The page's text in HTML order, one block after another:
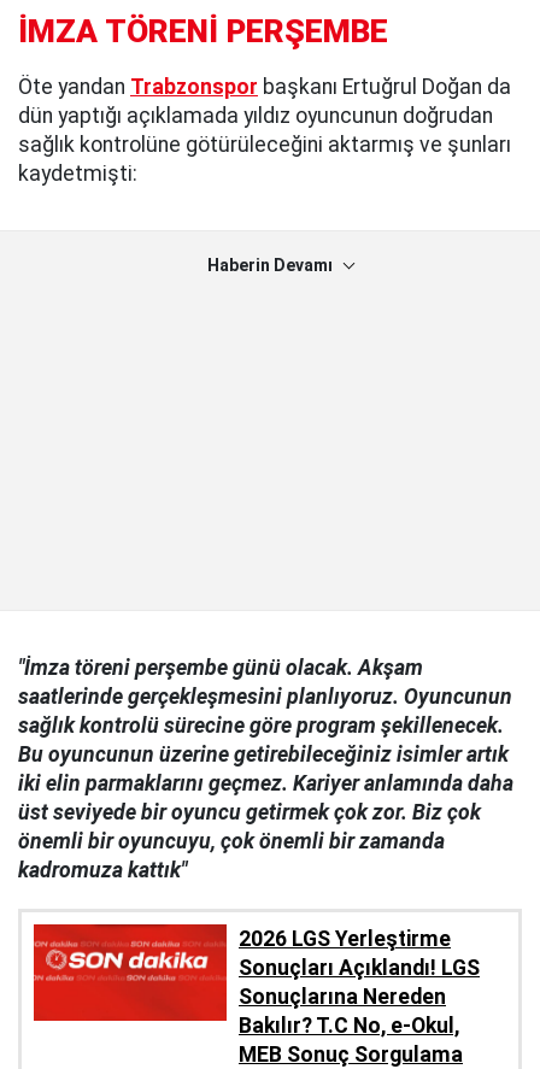
İMZA TÖRENİ PERŞEMBE
Öte yandan Trabzonspor başkanı Ertuğrul Doğan da
dün yaptığı açıklamada yıldız oyuncunun doğrudan
sağlık kontrolüne götürüleceğini aktarmış ve şunları
kaydetmişti:
Haberin Devamı
"İmza töreni perşembe günü olacak. Akşam
saatlerinde gerçekleşmesini planlıyoruz. Oyuncunun
sağlık kontrolü sürecine göre program şekillenecek.
Bu oyuncunun üzerine getirebileceğiniz isimler artık
iki elin parmaklarını geçmez. Kariyer anlamında daha
üst seviyede bir oyuncu getirmek çok zor. Biz çok
önemli bir oyuncuyu, çok önemli bir zamanda
kadromuza kattık"
2026 LGS Yerleştirme
Sonuçları Açıklandı! LGS
Sonuçlarına Nereden
Bakılır? T.C No, e-Okul,
MEB Sonuç Sorgulama